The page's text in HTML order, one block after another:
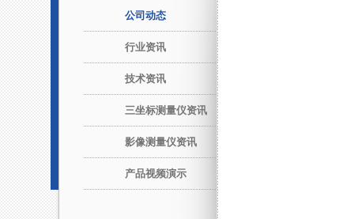
公司动态
行业资讯
技术资讯
三坐标测量仪资讯
影像测量仪资讯
产品视频演示